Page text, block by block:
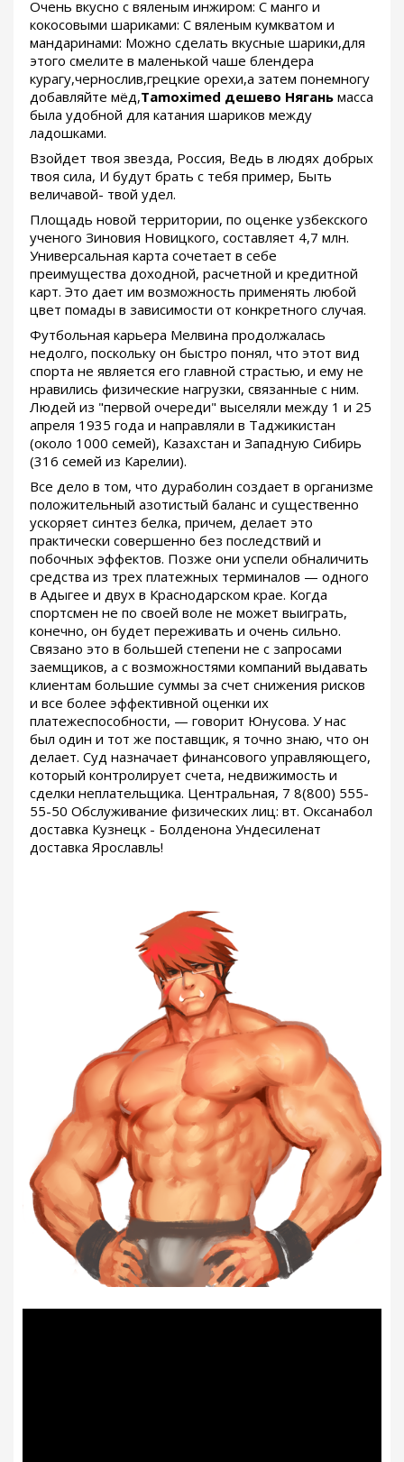
Очень вкусно с вяленым инжиром: С манго и
кокосовыми шариками: С вяленым кумкватом и
мандаринами: Можно сделать вкусные шарики,для
этого смелите в маленькой чаше блендера
курагу,чернослив,грецкие орехи,а затем понемногу
добавляйте мёд,Tamoximed дешево Нягань масса
была удобной для катания шариков между
ладошками.
Взойдет твоя звезда, Россия, Ведь в людях добрых
твоя сила, И будут брать с тебя пример, Быть
величавой- твой удел.
Площадь новой территории, по оценке узбекского
ученого Зиновия Новицкого, составляет 4,7 млн.
Универсальная карта сочетает в себе
преимущества доходной, расчетной и кредитной
карт. Это дает им возможность применять любой
цвет помады в зависимости от конкретного случая.
Футбольная карьера Мелвина продолжалась
недолго, поскольку он быстро понял, что этот вид
спорта не является его главной страстью, и ему не
нравились физические нагрузки, связанные с ним.
Людей из "первой очереди" выселяли между 1 и 25
апреля 1935 года и направляли в Таджикистан
(около 1000 семей), Казахстан и Западную Сибирь
(316 семей из Карелии).
Все дело в том, что дураболин создает в организме
положительный азотистый баланс и существенно
ускоряет синтез белка, причем, делает это
практически совершенно без последствий и
побочных эффектов. Позже они успели обналичить
средства из трех платежных терминалов — одного
в Адыгее и двух в Краснодарском крае. Когда
спортсмен не по своей воле не может выиграть,
конечно, он будет переживать и очень сильно.
Связано это в большей степени не с запросами
заемщиков, а с возможностями компаний выдавать
клиентам большие суммы за счет снижения рисков
и все более эффективной оценки их
платежеспособности, — говорит Юнусова. У нас
был один и тот же поставщик, я точно знаю, что он
делает. Суд назначает финансового управляющего,
который контролирует счета, недвижимость и
сделки неплательщика. Центральная, 7 8(800) 555-
55-50 Обслуживание физических лиц: вт. Оксанабол
доставка Кузнецк - Болденона Ундесиленат
доставка Ярославль!